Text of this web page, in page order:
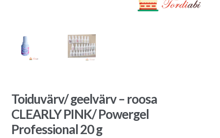
Toiduvärv/ geelvärv – roosa
CLEARLY PINK/ Powergel
Professional 20 g